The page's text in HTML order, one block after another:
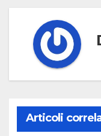
Articoli